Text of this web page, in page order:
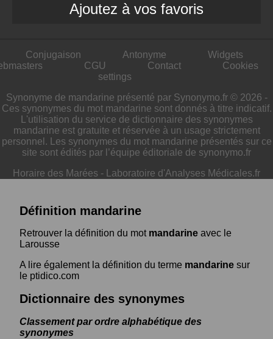
Ajoutez à vos favoris
Conjugaison Antonyme
Widgets
CGU Contact
Cookies
settings
Synonyme de mandarine présenté par Synonymo.fr © 2026 -
Ces synonymes du mot mandarine sont donnés à titre indicatif.
L'utilisation du service de dictionnaire des synonymes
mandarine est gratuite et réservée à un usage strictement
personnel. Les synonymes du mot mandarine présentés sur ce
site sont édités par l’équipe éditoriale de synonymo.fr
Horaire des Marées - Laboratoire d'Analyses Médicales.fr
Définition mandarine
Retrouver la définition du mot mandarine avec le
Larousse
A lire également la définition du terme mandarine sur
le ptidico.com
Dictionnaire des synonymes
Classement par ordre alphabétique des
synonymes